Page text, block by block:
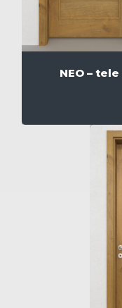
NEO – tele